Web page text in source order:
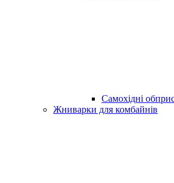
Самохідні
Жниварки для комбайнів